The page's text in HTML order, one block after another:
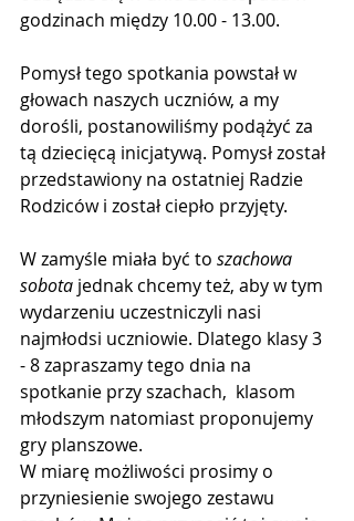
godzinach między 10.00 - 13.00.
Pomysł tego spotkania powstał w
głowach naszych uczniów, a my
dorośli, postanowiliśmy podążyć za
tą dziecięcą inicjatywą. Pomysł został
przedstawiony na ostatniej Radzie
Rodziców i został ciepło przyjęty.
W zamyśle miała być to szachowa
sobota jednak chcemy też, aby w tym
wydarzeniu uczestniczyli nasi
najmłodsi uczniowie. Dlatego klasy 3
- 8 zapraszamy tego dnia na
spotkanie przy szachach,  klasom
młodszym natomiast proponujemy
gry planszowe.
W miarę możliwości prosimy o
przyniesienie swojego zestawu